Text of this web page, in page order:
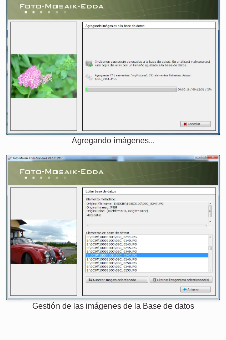
Agregando imágenes...
Gestión de las imágenes de la Base de datos